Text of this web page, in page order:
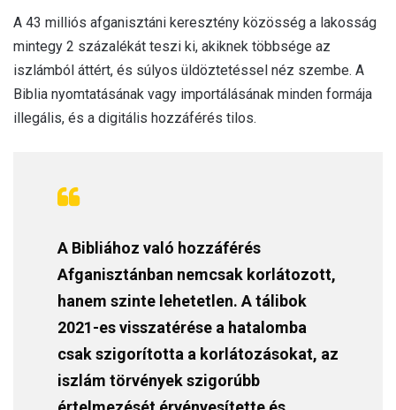
A 43 milliós afganisztáni keresztény közösség a lakosság
mintegy 2 százalékát teszi ki, akiknek többsége az
iszlámból áttért, és súlyos üldöztetéssel néz szembe. A
Biblia nyomtatásának vagy importálásának minden formája
illegális, és a digitális hozzáférés tilos.
A Bibliához való hozzáférés
Afganisztánban nemcsak korlátozott,
hanem szinte lehetetlen. A tálibok
2021-es visszatérése a hatalomba
csak szigorította a korlátozásokat, az
iszlám törvények szigorúbb